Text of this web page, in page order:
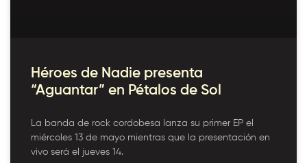
Héroes de Nadie presenta
“Aguantar” en Pétalos de Sol
La banda de rock cordobesa lanza su primer EP el
miércoles 13 de mayo mientras que la presentación en
vivo será el jueves 14.